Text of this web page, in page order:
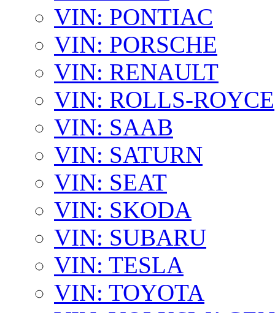
VIN: PONTIAC
VIN: PORSCHE
VIN: RENAULT
VIN: ROLLS-ROYCE
VIN: SAAB
VIN: SATURN
VIN: SEAT
VIN: SKODA
VIN: SUBARU
VIN: TESLA
VIN: TOYOTA